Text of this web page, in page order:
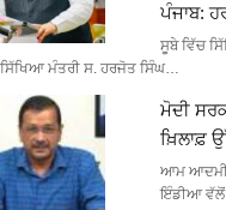
ਪੰਜਾਬ:
ਸੂਬੇ ਵਿੱਚ
ਸਿੱਖਿਆ ਮੰਤਰੀ ਸ. ਹਰਜੋਤ ਸਿੰਘ…
ਮੋਦੀ
ਖ਼ਿਲਾਫ਼
ਆਮ ਆਦਮੀ
ਇੰਡੀਆ ਵੱਲੋਂ